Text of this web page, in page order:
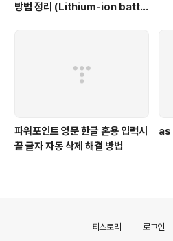
방법 정리 (Lithium-ion batte
파워포인트 영문 한글 혼용 입력시
끝 글자 자동 삭제 해결 방법
as
티스토리 로그인